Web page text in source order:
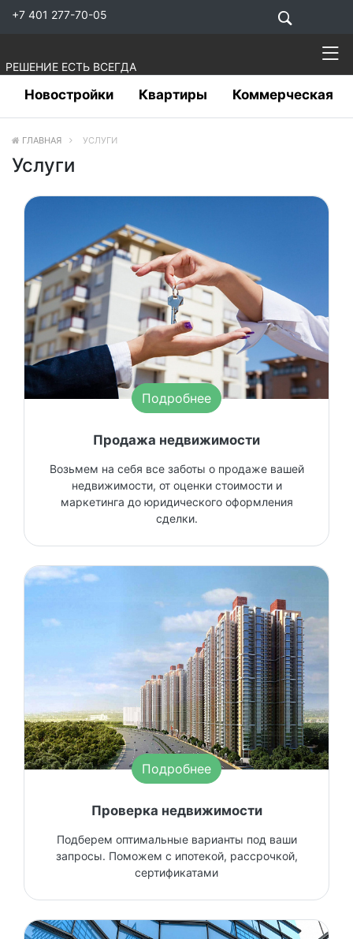
+7 401 277-70-05
РЕШЕНИЕ ЕСТЬ ВСЕГДА
Новостройки Квартиры Коммерческая
ГЛАВНАЯ УСЛУГИ
Услуги
Подробнее
Продажа недвижимости
Возьмем на себя все заботы о продаже вашей
недвижимости, от оценки стоимости и
маркетинга до юридического оформления
сделки.
Подробнее
Проверка недвижимости
Подберем оптимальные варианты под ваши
запросы. Поможем с ипотекой, рассрочкой,
сертификатами